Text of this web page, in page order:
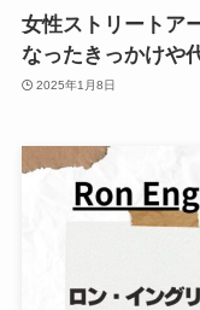
女性ストリートア
なったきっかけや
2025年1月8日